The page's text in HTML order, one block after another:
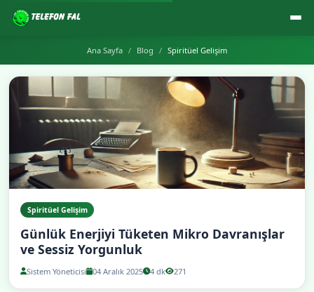
Ana Sayfa Blog Spiritüel Gelişim
Spiritüel Gelişim
Günlük Enerjiyi Tüketen Mikro Davranışlar
ve Sessiz Yorgunluk
Sistem Yöneticisi 04 Aralık 2025 4 dk 271